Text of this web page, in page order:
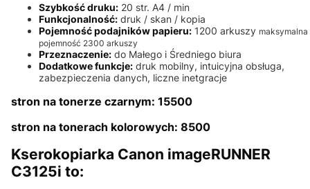
Szybkość druku: 20 str. A4 / min
Funkcjonalność: druk / skan / kopia
Pojemność podajników papieru: 1200 arkuszy maksymalna
pojemność 2300 arkuszy
Przeznaczenie: do Małego i Średniego biura
Dodatkowe funkcje: druk mobilny, intuicyjna obsługa,
zabezpieczenia danych, liczne inetgracje
stron na tonerze czarnym: 15500
stron na tonerach kolorowych: 8500
Kserokopiarka Canon imageRUNNER
C3125i to: